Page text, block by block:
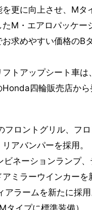
更に向上させ、Mタ
M・エアロパッケー
求めやすい価格のB
トアップシート車は
Honda四輪販売店から
フロントグリル、フロ
アバンパーを採用。
ビネーションランプ
ミラーウインカーを
アラームを新たに採
タイプに標準装備）